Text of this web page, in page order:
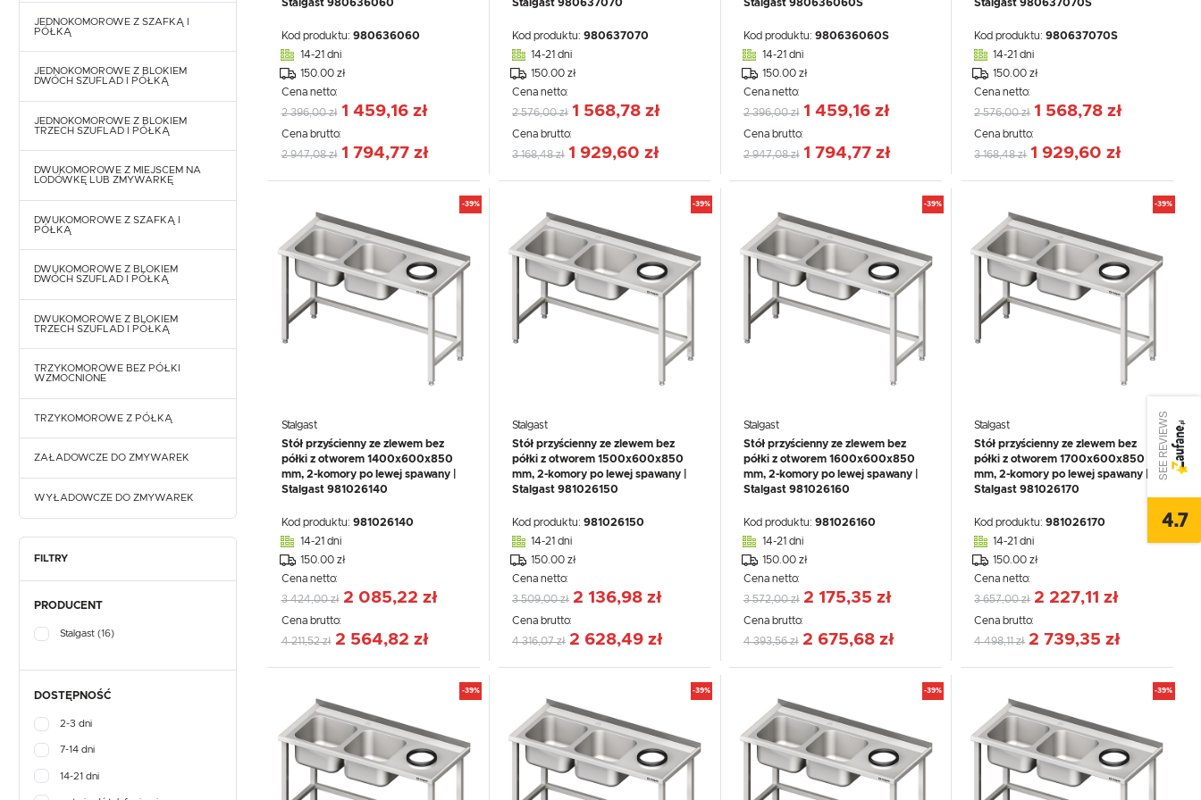
JEDNOKOMOROWE Z SZAFKĄ I
PÓŁKĄ
JEDNOKOMOROWE Z BLOKIEM
DWÓCH SZUFLAD I PÓŁKĄ
JEDNOKOMOROWE Z BLOKIEM
TRZECH SZUFLAD I PÓŁKĄ
DWUKOMOROWE Z MIEJSCEM NA
LODÓWKĘ LUB ZMYWARKĘ
DWUKOMOROWE Z SZAFKĄ I
PÓŁKĄ
DWUKOMOROWE Z BLOKIEM
DWÓCH SZUFLAD I PÓŁKĄ
DWUKOMOROWE Z BLOKIEM
TRZECH SZUFLAD I PÓŁKĄ
TRZYKOMOROWE BEZ PÓŁKI
WZMOCNIONE
TRZYKOMOROWE Z PÓŁKĄ
ZAŁADOWCZE DO ZMYWAREK
WYŁADOWCZE DO ZMYWAREK
FILTRY
PRODUCENT
Stalgast (16)
DOSTĘPNOŚĆ
2-3 dni
7-14 dni
14-21 dni
Stalgast 980636060
Kod produktu: 980636060
14-21 dni
150.00 zł
Cena netto:
2 396,00 zł 1 459,16 zł
Cena brutto:
2 947,08 zł 1 794,77 zł
Stalgast 980637070
Kod produktu:980637070
14-21 dni
150.00 zł
Cena netto:
2 576,00 zł 1 568,78 zł
Cena brutto:
3 168,48 zł 1 929,60 zł
Stalgast 980636060S
Kod produktu: 980636060S
14-21 dni
150.00 zł
Cena netto:
2 396,00 zł 1 459,16 zł
Cena brutto:
2 947,08 zł 1 794,77 zł
Stalgast 980637070S
Kod produktu:980637070S
14-21 dni
150.00 zł
Cena netto:
2 576,00 zł 1 568,78 zł
Cena brutto:
3 168,48 zł 1 929,60 zł
-39%
Stalgast
Stół przyścienny ze zlewem bez
półki z otworem 1400x600x850
mm, 2-komory po lewej spawany |
Stalgast 981026140
Kod produktu: 981026140
14-21 dni
150.00 zł
Cena netto:
3 424,00 zł 2 085,22 zł
Cena brutto:
4 211,52 zł 2 564,82 zł
-39%
Stalgast
Stół przyścienny ze zlewem bez
półki z otworem 1500x600x850
mm, 2-komory po lewej spawany |
Stalgast 981026150
Kod produktu:981026150
14-21 dni
150.00 zł
Cena netto:
3 509,00 zł 2 136,98 zł
Cena brutto:
4 316,07 zł 2 628,49 zł
-39%
Stalgast
Stół przyścienny ze zlewem bez
półki z otworem 1600x600x850
mm, 2-komory po lewej spawany |
Stalgast 981026160
Kod produktu: 981026160
14-21 dni
150.00 zł
Cena netto:
3 572,00 zł 2 175,35 zł
Cena brutto:
4 393,56 zł 2 675,68 zł
-39%
Stalgast
Stół przyścienny ze zlewem bez
półki z otworem 1700x600x850
mm, 2-komory po lewej spawany |
Stalgast 981026170
Kod produktu:981026170
14-21 dni
150.00 zł
Cena netto:
3 657,00 zł 2 227,11 zł
Cena brutto:
4 498,11 zł 2 739,35 zł
-39% -39% -39% -39%
USTAWIENIA
Szanujemy Twoją prywatność. Możesz zmienić ustawienia cookies lub zaakceptować je
wszystkie. W dowolnym momencie możesz dokonać zmiany swoich ustawień.
Niezbędne pliki cookies służą do prawidłowego funkcjonowania strony internetowej i umożliwiają Ci
komfortowe korzystanie z oferowanych przez nas usług.
Pliki cookies odpowiadają na podejmowane przez Ciebie działania w celu m.in. dostosowania Twoich
ustawień preferencji prywatności, logowania czy wypełniania formularzy. Dzięki plikom cookies strona,
z której korzystasz, może działać bez zakłóceń.
Więcej
USTAWIENIA REGIONALNE
Polska
Język
SEE REVIEWS
4.7